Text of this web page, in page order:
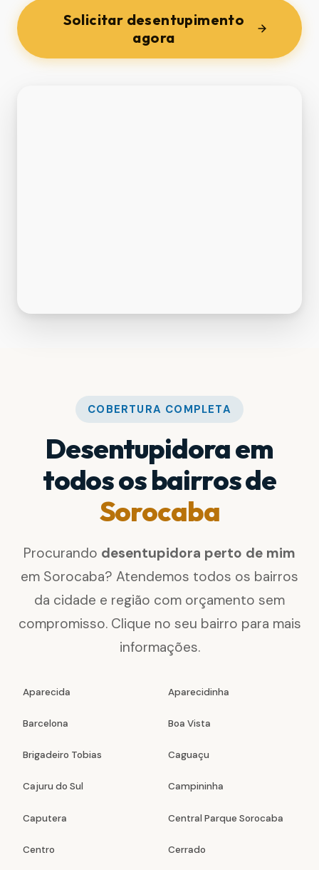
Solicitar desentupimento
agora
COBERTURA COMPLETA
Desentupidora em
todos os bairros de
Sorocaba
Procurando desentupidora perto de mim
em Sorocaba? Atendemos todos os bairros
da cidade e região com orçamento sem
compromisso. Clique no seu bairro para mais
informações.
Aparecida Aparecidinha
Barcelona Boa Vista
Brigadeiro Tobias Caguaçu
Cajuru do Sul Campininha
Caputera Central Parque Sorocaba
Centro Cerrado